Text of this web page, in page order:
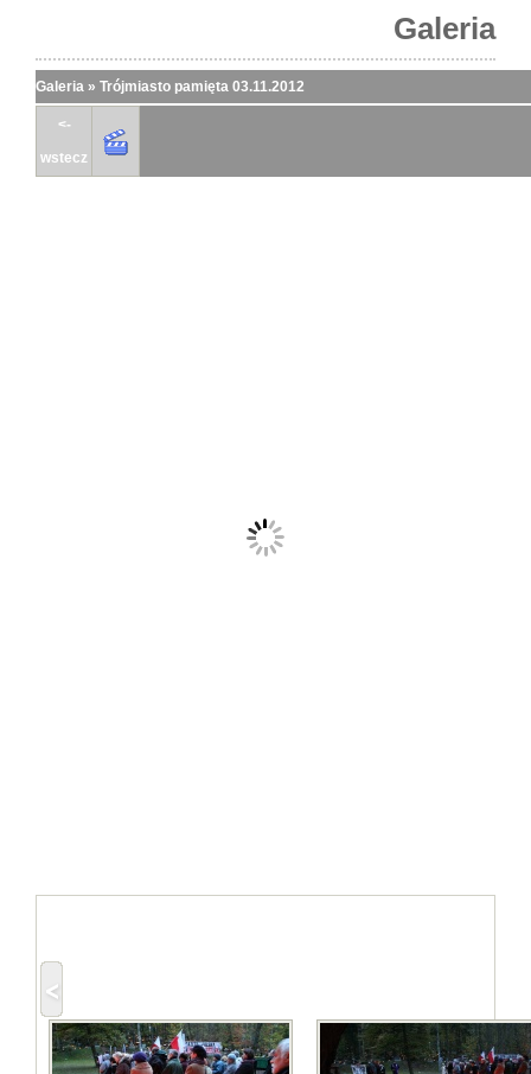
Galeria
Galeria » Trójmiasto pamięta 03.11.2012
<-
wstecz